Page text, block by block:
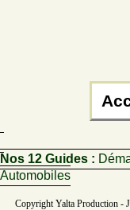
Nos 12 Guides :
Automobiles
Copyright Yalta Production -